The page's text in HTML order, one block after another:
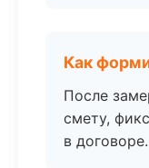
Как
После
смету,
в договоре.